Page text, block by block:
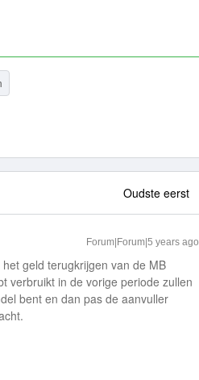
Oudste eerst
Forum|Forum|5 years ago
geld terugkrijgen van de MB
verbruikt in de vorige periode zullen
bent en dan pas de aanvuller